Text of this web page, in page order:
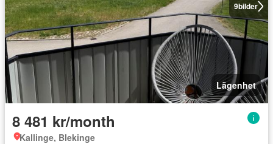
9bilder
Lägenhet
8 481 kr/month
Kallinge, Blekinge